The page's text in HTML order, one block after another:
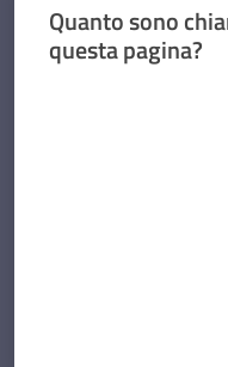
Quanto sono
questa pagina?